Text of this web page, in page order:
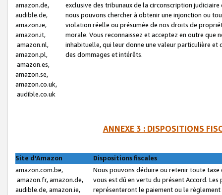
amazon.de,
audible.de,
amazon.ie,
amazon.it,
amazon.nl,
amazon.pl,
amazon.es,
amazon.se,
amazon.co.uk,
audible.co.uk
exclusive des tribunaux de la circonscription
nous pouvons chercher à obtenir une injonction ou
violation réelle ou présumée de nos droits de
morale. Vous reconnaissez et acceptez en outre que
inhabituelle, qui leur donne une valeur particulière
des dommages et intérêts.
ANNEXE 3 : DISPOSITIONS
Site d’Amazon
Dispositions fiscales
amazon.com.be,
amazon.fr, amazon.de,
audible.de, amazon.ie,
Nous pouvons déduire ou retenir toute
vous est dû en vertu du présent Accord.
représenteront le paiement ou le